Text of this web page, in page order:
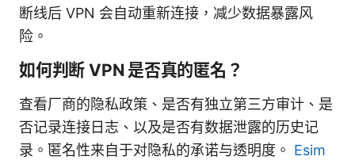
断线后 VPN 会自动重新连接，减少数据暴露风
险。
如何判断 VPN 是否真的匿名？
查看厂商的隐私政策、是否有独立第三方审计、是
否记录连接日志、以及是否有数据泄露的历史记
录。匿名性来自于对隐私的承诺与透明度。 Esim